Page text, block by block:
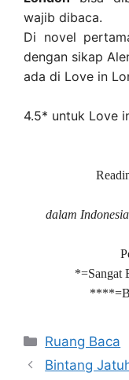
wajib dibaca.
Di novel
dengan sikap
ada di Love in
4.5* untuk Love
dalam
Kategori
Ruang Baca
Bintang